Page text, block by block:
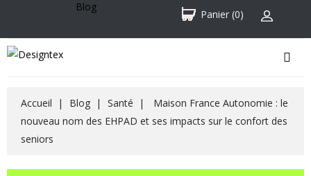
Panier (0)
Blog
Accueil Blog Santé
Maison France Autonomie : le
nouveau nom des EHPAD et ses impacts sur le confort des
seniors